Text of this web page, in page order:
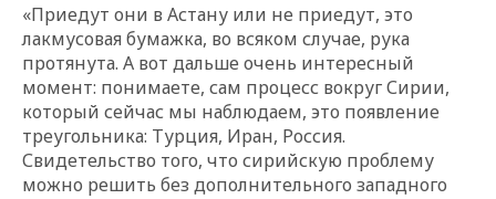
«Приедут они в Астану или не приедут, это
лакмусовая бумажка, во всяком случае, рука
протянута. А вот дальше очень интересный
момент: понимаете, сам процесс вокруг Сирии,
который сейчас мы наблюдаем, это появление
треугольника: Турция, Иран, Россия.
Свидетельство того, что сирийскую проблему
можно решить без дополнительного западного